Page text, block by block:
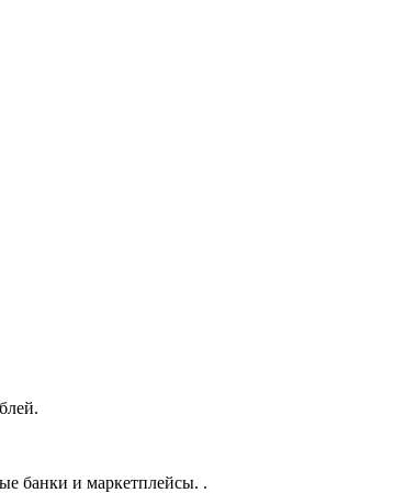
банки и маркетплейсы. .